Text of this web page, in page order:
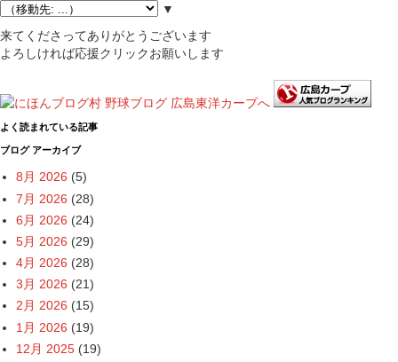
▼
来てくださってありがとうございます
よろしければ応援クリックお願いします
よく読まれている記事
ブログ アーカイブ
8月 2026 (5)
7月 2026 (28)
6月 2026 (24)
5月 2026 (29)
4月 2026 (28)
3月 2026 (21)
2月 2026 (15)
1月 2026 (19)
12月 2025 (19)